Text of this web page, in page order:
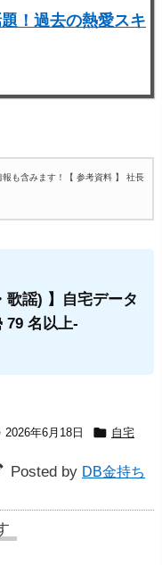
！過去の熱愛スキ
も含みます！ 【 参考資料 】 社長
歌謡) 】自宅データ
79 名以上-
2026年6月18日  自宅
Posted by DB金持ち